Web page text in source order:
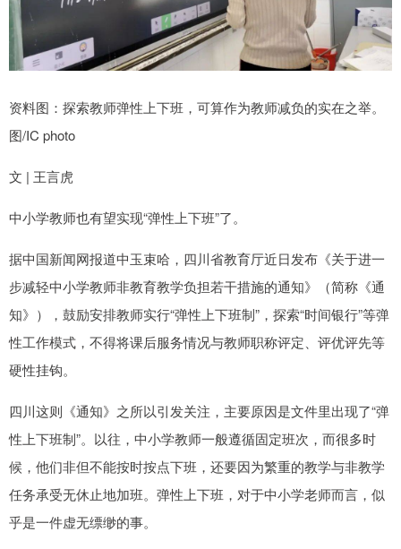
资料图：探索教师弹性上下班，可算作为教师减负的实在之举。
图/IC photo
文 | 王言虎
中小学教师也有望实现“弹性上下班”了。
据中国新闻网报道中玉束哈，四川省教育厅近日发布《关于进一
步减轻中小学教师非教育教学负担若干措施的通知》（简称《通
知》），鼓励安排教师实行“弹性上下班制”，探索“时间银行”等弹
性工作模式，不得将课后服务情况与教师职称评定、评优评先等
硬性挂钩。
四川这则《通知》之所以引发关注，主要原因是文件里出现了“弹
性上下班制”。以往，中小学教师一般遵循固定班次，而很多时
候，他们非但不能按时按点下班，还要因为繁重的教学与非教学
任务承受无休止地加班。弹性上下班，对于中小学老师而言，似
乎是一件虚无缥缈的事。